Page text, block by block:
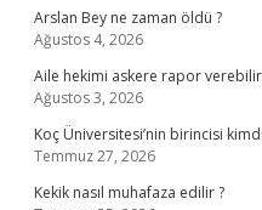
Arslan Bey ne zaman öldü ?
Ağustos 4, 2026
Aile hekimi askere rapor
Ağustos 3, 2026
Koç Üniversitesi’nin birincisi
Temmuz 27, 2026
Kekik nasıl muhafaza edilir ?